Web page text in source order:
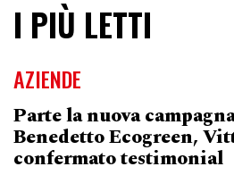
I PIÙ LETTI
AZIENDE
Parte la nuova
Benedetto Ecogreen,
confermato testimonial